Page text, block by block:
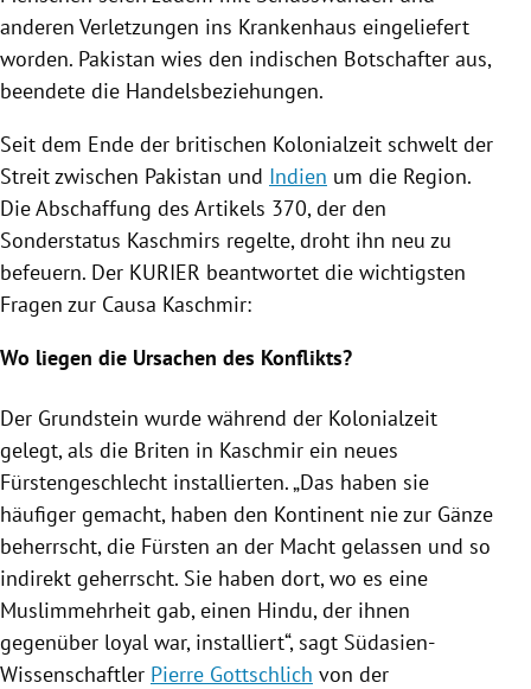
Untermenü
Untermenü
Untermenü
Untermenü
anderen Verletzungen ins Krankenhaus eingeliefert
worden. Pakistan wies den indischen Botschafter aus,
beendete die Handelsbeziehungen.
Seit dem Ende der britischen Kolonialzeit schwelt der
Streit zwischen Pakistan und Indien um die Region.
Die Abschaffung des Artikels 370, der den
Sonderstatus Kaschmirs regelte, droht ihn neu zu
befeuern. Der KURIER beantwortet die wichtigsten
Fragen zur Causa Kaschmir:
Wo liegen die Ursachen des Konflikts?
Der Grundstein wurde während der Kolonialzeit
gelegt, als die Briten in Kaschmir ein neues
Fürstengeschlecht installierten. „Das haben sie
häufiger gemacht, haben den Kontinent nie zur Gänze
beherrscht, die Fürsten an der Macht gelassen und so
indirekt geherrscht. Sie haben dort, wo es eine
Muslimmehrheit gab, einen Hindu, der ihnen
gegenüber loyal war, installiert“, sagt Südasien-
Wissenschaftler Pierre Gottschlich von der